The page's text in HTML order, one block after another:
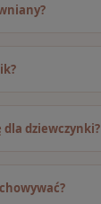
dla dziewczynki?